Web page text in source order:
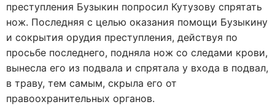
преступления Бузыкин попросил Кутузову спрятать
нож. Последняя с целью оказания помощи Бузыкину
и сокрытия орудия преступления, действуя по
просьбе последнего, подняла нож со следами крови,
вынесла его из подвала и спрятала у входа в подвал,
в траву, тем самым, скрыла его от
правоохранительных органов.